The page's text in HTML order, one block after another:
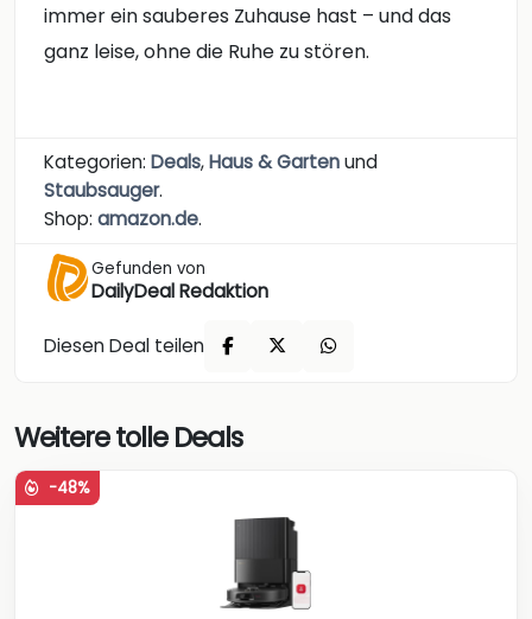
immer ein sauberes Zuhause hast – und das
ganz leise, ohne die Ruhe zu stören.
Kategorien: Deals,Haus & Gartenund
Staubsauger.
Shop: amazon.de.
Gefunden von
DailyDeal Redaktion
Diesen Deal teilen
Weitere tolle Deals
-48%